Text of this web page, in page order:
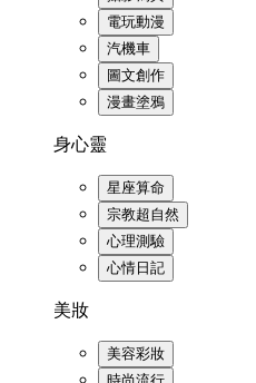
電玩動漫
汽機車
圖文創作
漫畫塗鴉
身心靈
星座算命
宗教超自然
心理測驗
心情日記
美妝
美容彩妝